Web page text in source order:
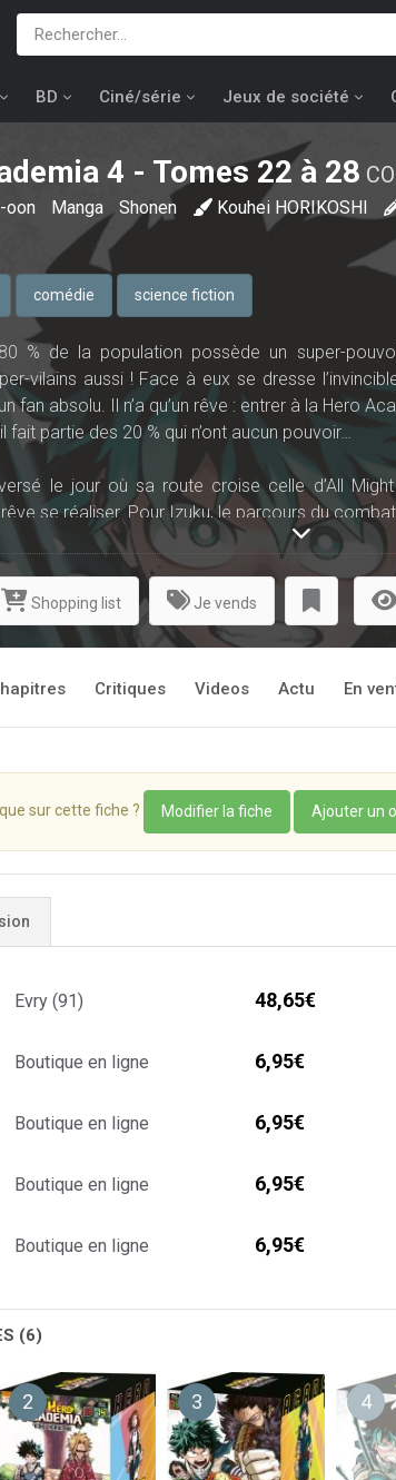
BD Ciné/série Jeux de société
4 - Tomes 22 à 28
oon Manga Shonen Kouhei HORIKOSHI
comédie science fiction
% de la population possède un super-
vilains aussi ! Face à eux se dresse
fan absolu. Il n’a qu’un rêve : entrer à la Hero
fait partie des 20 % qui n’ont aucun pouvoir…
le jour où sa route croise celle d’All
se réaliser. Pour Izuku, le parcours du
Shopping list Je vends
Critiques Videos Actu En
sur cette fiche ? Modifier la fiche Ajouter un
Evry (91) 48,65€
Boutique en ligne 6,95€
Boutique en ligne 6,95€
Boutique en ligne 6,95€
Boutique en ligne 6,95€
(6)
2 3 4